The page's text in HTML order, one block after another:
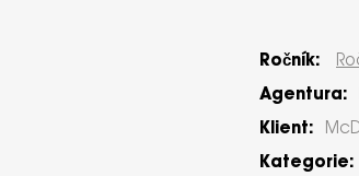
Ročník:
Agentura:
Klient:
Kategorie: